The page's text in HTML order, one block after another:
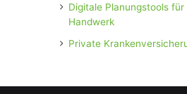
Digitale Planungstools
Handwerk
Private